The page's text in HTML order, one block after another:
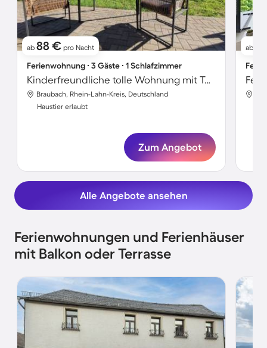
ab 88 € pro Nacht
Ferienwohnung ∙ 3 Gäste ∙ 1 Schlafzimmer
Kinderfreundliche tolle Wohnung mit Terrasse, Grill und Garten | Bergblick | Hunde erlaubt
Braubach, Rhein-Lahn-Kreis, Deutschland
Haustier erlaubt
Zum Angebot
ab
Alle Angebote ansehen
Ferienwohnungen und Ferienhäuser
mit Balkon oder Terrasse